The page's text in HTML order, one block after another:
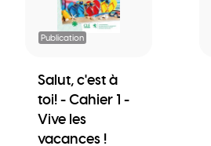
Publication
Salut, c'est à
toi! - Cahier 1 -
Vive les
vacances !